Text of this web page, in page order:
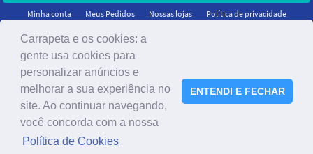
Minha conta Meus Pedidos Nossas lojas Política de privacidade
CNPJ: 05.466.732/0001-95
Carrapeta e os cookies: a
gente usa cookies para
personalizar anúncios e
melhorar a sua experiência no
site. Ao continuar navegando,
você concorda com a nossa
Política de Cookies
ENTENDI E FECHAR